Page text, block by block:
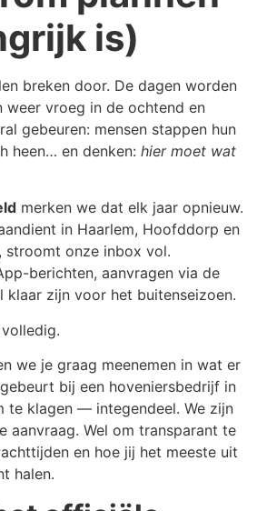
is)
breken door. De dagen worden
weer vroeg in de ochtend en
gebeuren: mensen stappen hun
heen… en denken: hier moet wat
merken we dat elk jaar opnieuw.
in Haarlem, Hoofddorp en
stroomt onze inbox vol.
berichten, aanvragen via de
klaar zijn voor het buitenseizoen.
we je graag meenemen in wat er
bij een hoveniersbedrijf in
te klagen — integendeel. We zijn
aanvraag. Wel om transparant te
en hoe jij het meeste uit
halen.